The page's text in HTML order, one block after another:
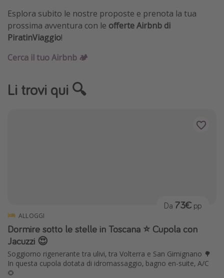
Last minute capodanno
Vacanze con bambini
Vacanze al mare
Viaggi per single
Altri argomenti
Esplora subito le nostre proposte e prenota la tua
prossima avventura con le offerte Airbnb di
PiratinViaggio!
Cerca il tuo Airbnb 🏕️
Li trovi qui 🔍
ALLOGGI
Dormire sotto le stelle in Toscana ⭐️ Cupola con
Jacuzzi 😍
Soggiorno rigenerante tra ulivi, tra Volterra e San Gimignano 🌳
In questa cupola dotata di idromassaggio, bagno en-suite, A/C
🌻
Da 73€ pp